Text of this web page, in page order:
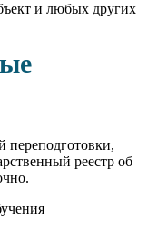
и любых других
переподготовки,
реестр об